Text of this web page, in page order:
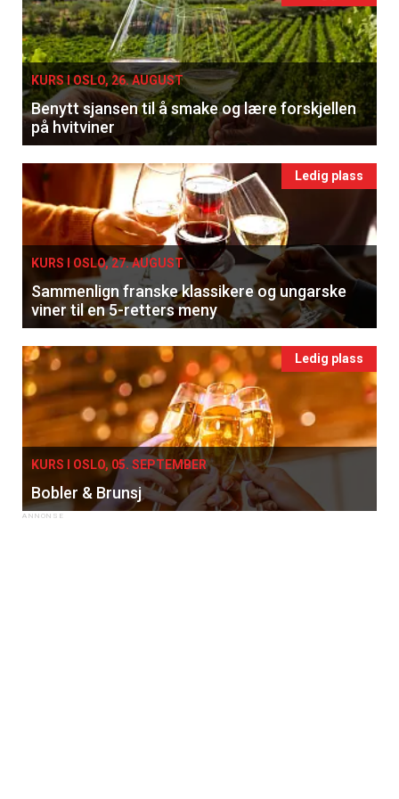
KURS I OSLO, 26. AUGUST
Benytt sjansen til å smake og lære forskjellen
på hvitviner
Ledig plass
KURS I OSLO, 27. AUGUST
Sammenlign franske klassikere og ungarske
viner til en 5-retters meny
Ledig plass
KURS I OSLO, 05. SEPTEMBER
Bobler & Brunsj